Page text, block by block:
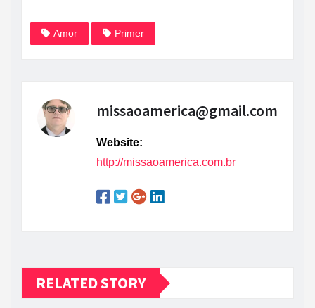
Amor Primer
missaoamerica@gmail.com
Website:
http://missaoamerica.com.br
RELATED STORY